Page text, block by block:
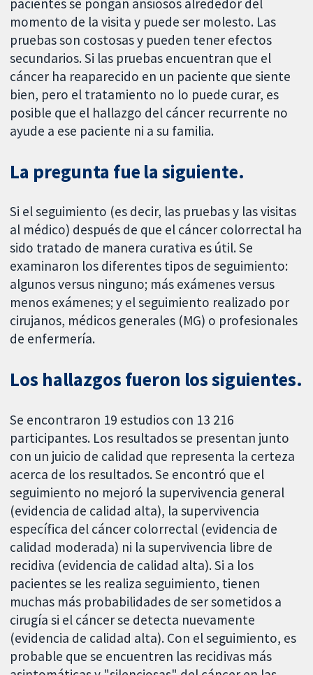
momento de la visita y puede ser molesto. Las
pruebas son costosas y pueden tener efectos
secundarios. Si las pruebas encuentran que el
cáncer ha reaparecido en un paciente que siente
bien, pero el tratamiento no lo puede curar, es
posible que el hallazgo del cáncer recurrente no
ayude a ese paciente ni a su familia.
La pregunta fue la siguiente.
Si el seguimiento (es decir, las pruebas y las visitas
al médico) después de que el cáncer colorrectal ha
sido tratado de manera curativa es útil. Se
examinaron los diferentes tipos de seguimiento:
algunos versus ninguno; más exámenes versus
menos exámenes; y el seguimiento realizado por
cirujanos, médicos generales (MG) o profesionales
de enfermería.
Los hallazgos fueron los siguientes.
Se encontraron 19 estudios con 13 216
participantes. Los resultados se presentan junto
con un juicio de calidad que representa la certeza
acerca de los resultados. Se encontró que el
seguimiento no mejoró la supervivencia general
(evidencia de calidad alta), la supervivencia
específica del cáncer colorrectal (evidencia de
calidad moderada) ni la supervivencia libre de
recidiva (evidencia de calidad alta). Si a los
pacientes se les realiza seguimiento, tienen
muchas más probabilidades de ser sometidos a
cirugía si el cáncer se detecta nuevamente
(evidencia de calidad alta). Con el seguimiento, es
probable que se encuentren las recidivas más